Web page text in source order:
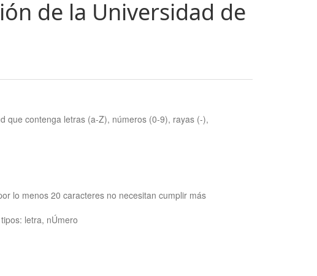
de la Universidad de
que contenga letras (a-Z), números (0-9), rayas (-),
lo menos 20 caracteres no necesitan cumplir más
letra, nÚmero